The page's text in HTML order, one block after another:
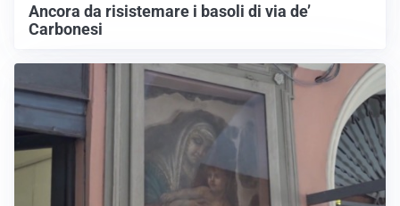
Ancora da risistemare i basoli di via de’
Carbonesi